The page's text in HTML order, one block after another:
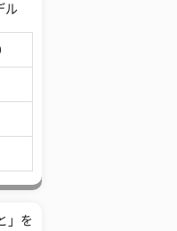
ル
」を